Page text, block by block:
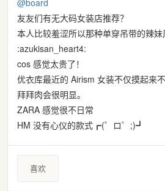
友友们有无大码女装店推荐？
本人比较羞涩所以那种单穿吊带的辣妹
:azukisan_heart4:
cos 感觉太贵了！
优衣库最近的 Airism 女装不仅摸起来
拜拜肉会很明显。
ZARA 感觉很不日常
HM 没有心仪的款式┏(゜ロ゜;)┛
喜欢